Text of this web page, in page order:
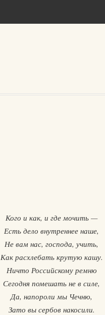
Кого и как, и где мочить —
Есть дело внутреннее наше,
Не вам нас, господа, учить,
Как расхлебать крутую кашу.
Ничто Российскому ремню
Сегодня помешать не в силе,
Да, напороли мы Чечню,
Зато вы сербов накосили.